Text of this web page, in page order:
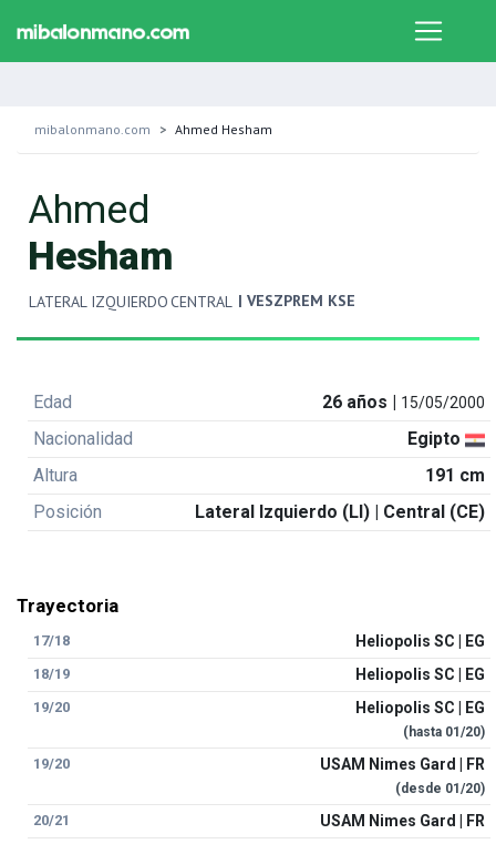
mibalonmano.com Ahmed Hesham
Ahmed
Hesham
LATERAL IZQUIERDOCENTRAL | VESZPREM KSE
Edad 26 años | 15/05/2000
Nacionalidad
Egipto
Altura
191 cm
Posición
Lateral Izquierdo (LI) | Central (CE)
Trayectoria
17/18 Heliopolis SC | EG
18/19 Heliopolis SC | EG
19/20 Heliopolis SC | EG
(hasta 01/20)
19/20 USAM Nimes Gard | FR
(desde 01/20)
20/21 USAM Nimes Gard | FR